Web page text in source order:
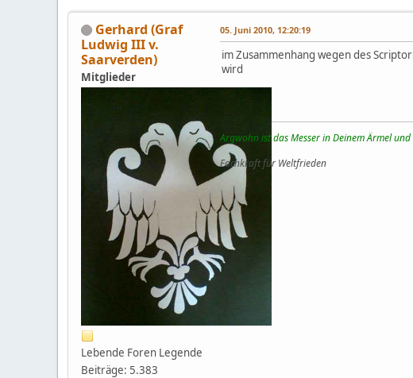
Gerhard (Graf
Ludwig III v.
Saarverden)
Mitglieder
Lebende Foren Legende
Beiträge: 5.383
05. Juni 2010, 12:20:19
im Zusammenhang wegen des
wird
Argwohn ist das Messer in Deinem Ärmel
Fachkraft für Weltfrieden